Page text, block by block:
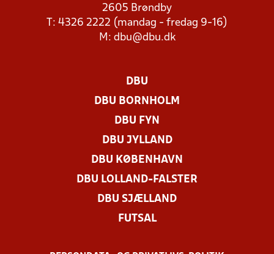
2605 Brøndby
T: 4326 2222 (mandag - fredag 9-16)
M: dbu@dbu.dk
DBU
DBU BORNHOLM
DBU FYN
DBU JYLLAND
DBU KØBENHAVN
DBU LOLLAND-FALSTER
DBU SJÆLLAND
FUTSAL